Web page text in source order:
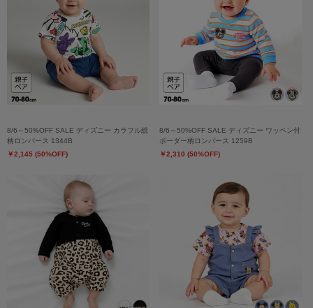
8/6～50%OFF SALE ディズニー カラフル総
柄ロンパース 1344B
￥2,145 (50%OFF)
8/6～50%OFF SALE ディズニー ワッペン付
ボーダー柄ロンパース 1259B
￥2,310 (50%OFF)